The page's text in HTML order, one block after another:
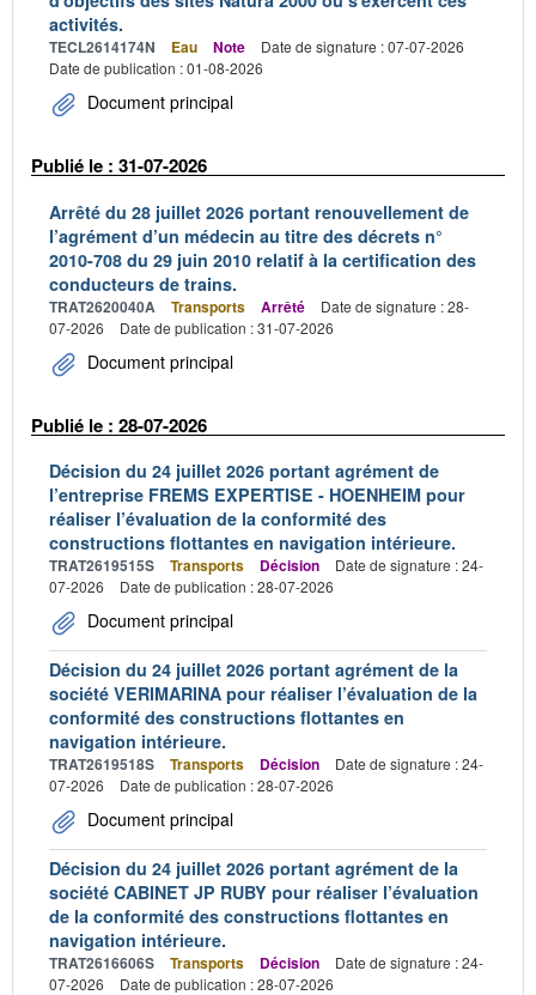
activités.
TECL2614174N Eau Note
Date de signature : 07-07-2026
Date de publication : 01-08-2026
Document principal
Publié le : 31-07-2026
Arrêté du 28 juillet 2026 portant renouvellement de
l’agrément d’un médecin au titre des décrets n°
2010-708 du 29 juin 2010 relatif à la certification des
conducteurs de trains.
TRAT2620040A Transports Arrêté
Date de signature : 28-
07-2026
Date de publication : 31-07-2026
Document principal
Publié le : 28-07-2026
Décision du 24 juillet 2026 portant agrément de
l’entreprise FREMS EXPERTISE - HOENHEIM pour
réaliser l’évaluation de la conformité des
constructions flottantes en navigation intérieure.
TRAT2619515S Transports Décision
Date de signature : 24-
07-2026
Date de publication : 28-07-2026
Document principal
Décision du 24 juillet 2026 portant agrément de la
société VERIMARINA pour réaliser l’évaluation de la
conformité des constructions flottantes en
navigation intérieure.
TRAT2619518S Transports Décision
Date de signature : 24-
07-2026
Date de publication : 28-07-2026
Document principal
Décision du 24 juillet 2026 portant agrément de la
société CABINET JP RUBY pour réaliser l’évaluation
de la conformité des constructions flottantes en
navigation intérieure.
TRAT2616606S Transports Décision
Date de signature : 24-
07-2026
Date de publication : 28-07-2026